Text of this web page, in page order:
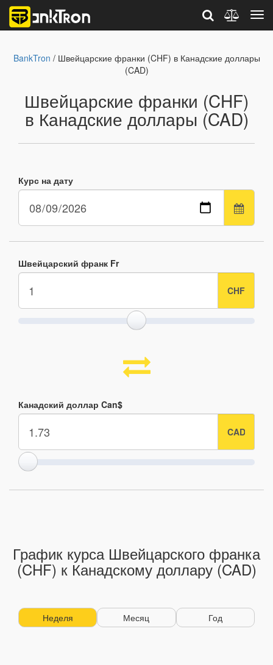
BankTron / Швейцарские франки (CHF) в Канадские доллары
(CAD)
Швейцарские франки (CHF)
в Канадские доллары (CAD)
Курс на дату
Швейцарский франк Fr
Канадский доллар Can$
График курса Швейцарского франка
(CHF) к Канадскому доллару (CAD)
Неделя Месяц Год